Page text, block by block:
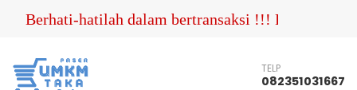
Berhati-hatilah dalam bertransaksi !!! Pastikan
TELP
082351031667